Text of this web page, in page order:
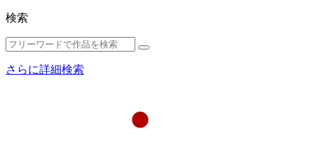
検索
さらに詳細検索